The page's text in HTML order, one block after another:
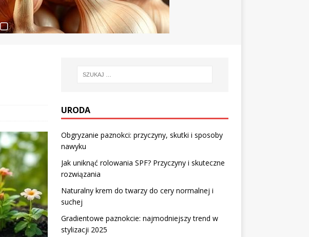
URODA
Obgryzanie paznokci: przyczyny, skutki i sposoby
nawyku
Jak uniknąć rolowania SPF? Przyczyny i skuteczne
rozwiązania
Naturalny krem do twarzy do cery normalnej i
suchej
Gradientowe paznokcie: najmodniejszy trend w
stylizacji 2025